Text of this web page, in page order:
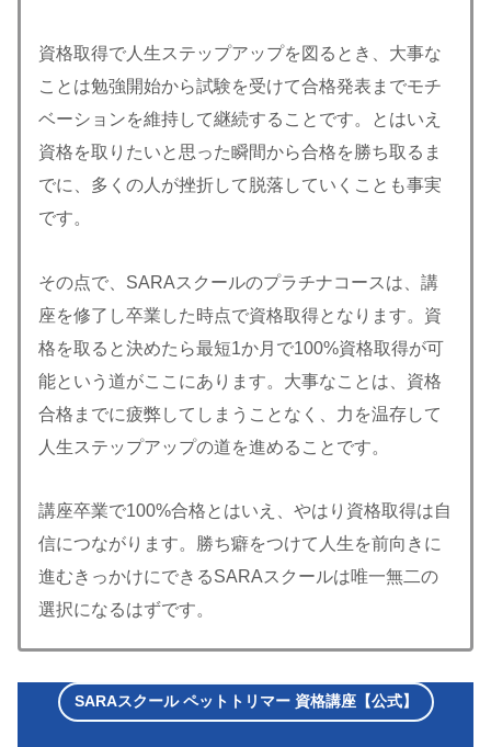
資格取得で人生ステップアップを図るとき、大事な
ことは勉強開始から試験を受けて合格発表までモチ
ベーションを維持して継続することです。とはいえ
資格を取りたいと思った瞬間から合格を勝ち取るま
でに、多くの人が挫折して脱落していくことも事実
です。
その点で、SARAスクールのプラチナコースは、講
座を修了し卒業した時点で資格取得となります。資
格を取ると決めたら最短1か月で100%資格取得が可
能という道がここにあります。大事なことは、資格
合格までに疲弊してしまうことなく、力を温存して
人生ステップアップの道を進めることです。
講座卒業で100%合格とはいえ、やはり資格取得は自
信につながります。勝ち癖をつけて人生を前向きに
進むきっかけにできるSARAスクールは唯一無二の
選択になるはずです。
SARAスクール ペットトリマー 資格講座【公式】